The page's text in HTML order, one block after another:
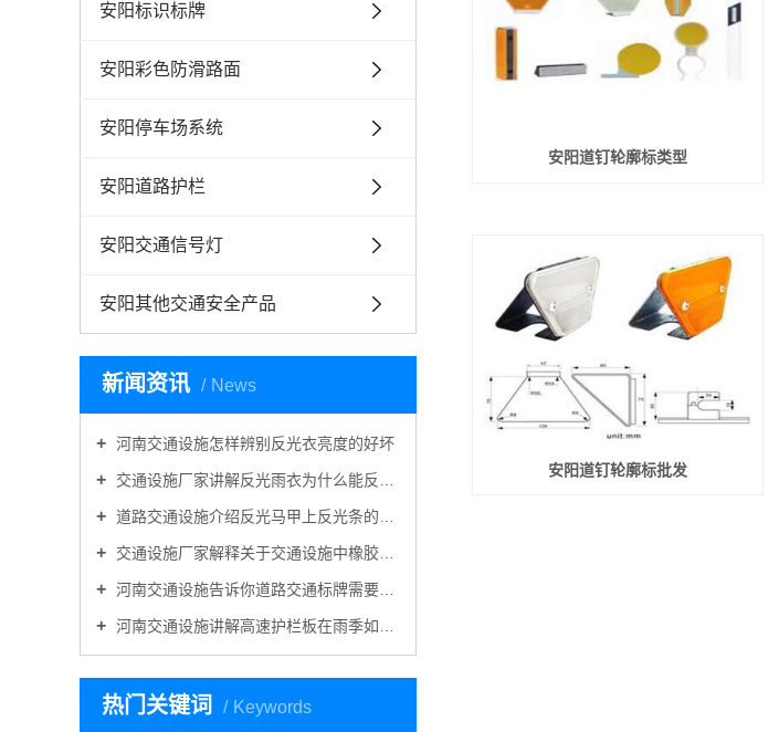
安阳标识标牌
安阳彩色防滑路面
安阳停车场系统
安阳道路护栏
安阳交通信号灯
安阳其他交通安全产品
新闻资讯 News
河南交通设施怎样辨别反光衣亮度的好坏
交通设施厂家讲解反光雨衣为什么能反光防雨？
道路交通设施介绍反光马甲上反光条的作用是什么？
交通设施厂家解释关于交通设施中橡胶路锥好还是塑料路锥好的问题
河南交通设施告诉你道路交通标牌需要折边吗？
河南交通设施讲解高速护栏板在雨季如何做好维护工作？
热门关键词 Keywords
安阳道钉轮廓标类型
安阳道钉轮廓标批发